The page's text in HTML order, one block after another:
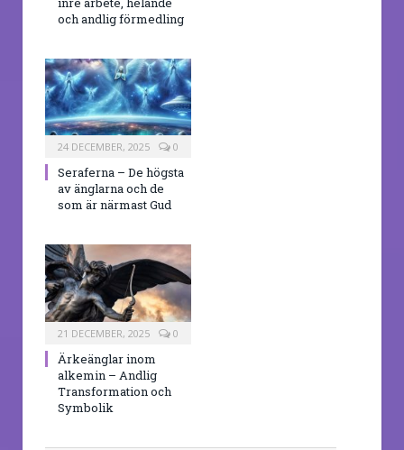
och andlig förmedling
24 DECEMBER, 2025 0
Seraferna – De högsta
av änglarna och de
som är närmast Gud
21 DECEMBER, 2025 0
Ärkeänglar inom
alkemin – Andlig
Transformation och
Symbolik